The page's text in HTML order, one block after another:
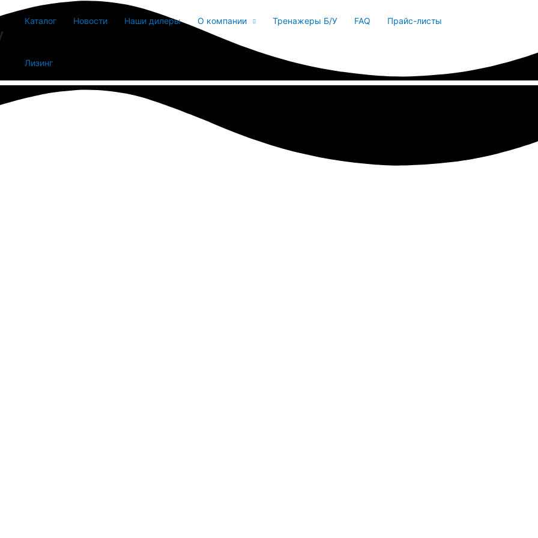
Каталог Новости Наши дилеры О компании Тренажеры Б/У FAQ Прайс-листы
Лизинг